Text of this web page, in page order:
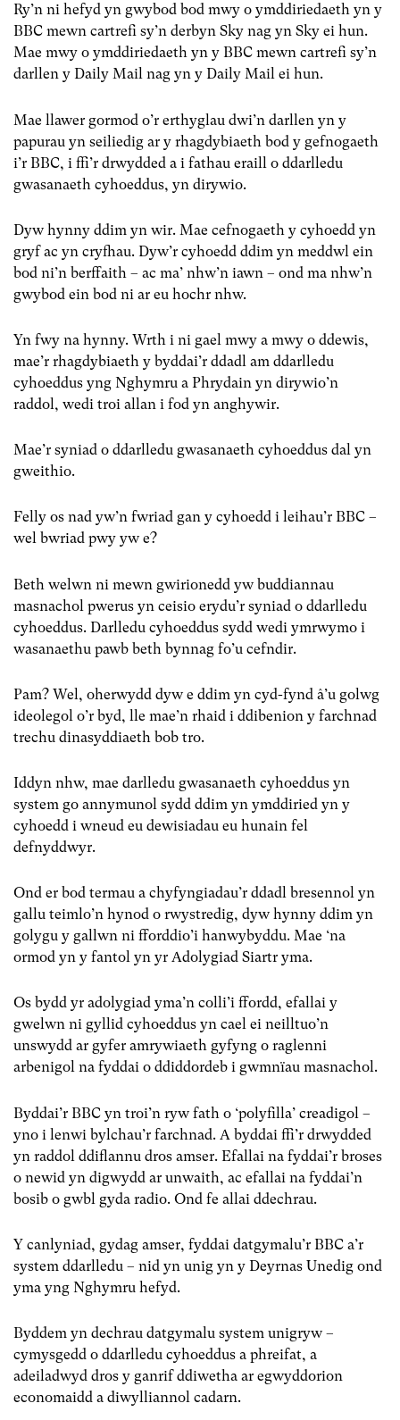
Ry’n ni hefyd yn gwybod bod mwy o ymddiriedaeth yn y
BBC mewn cartrefi sy’n derbyn Sky nag yn Sky ei hun.
Mae mwy o ymddiriedaeth yn y BBC mewn cartrefi sy’n
darllen y Daily Mail nag yn y Daily Mail ei hun.
Mae llawer gormod o’r erthyglau dwi’n darllen yn y
papurau yn seiliedig ar y rhagdybiaeth bod y gefnogaeth
i’r BBC, i ffi’r drwydded a i fathau eraill o ddarlledu
gwasanaeth cyhoeddus, yn dirywio.
Dyw hynny ddim yn wir. Mae cefnogaeth y cyhoedd yn
gryf ac yn cryfhau. Dyw’r cyhoedd ddim yn meddwl ein
bod ni’n berffaith – ac ma’ nhw’n iawn – ond ma nhw’n
gwybod ein bod ni ar eu hochr nhw.
Yn fwy na hynny. Wrth i ni gael mwy a mwy o ddewis,
mae’r rhagdybiaeth y byddai’r ddadl am ddarlledu
cyhoeddus yng Nghymru a Phrydain yn dirywio’n
raddol, wedi troi allan i fod yn anghywir.
Mae’r syniad o ddarlledu gwasanaeth cyhoeddus dal yn
gweithio.
Felly os nad yw’n fwriad gan y cyhoedd i leihau’r BBC –
wel bwriad pwy yw e?
Beth welwn ni mewn gwirionedd yw buddiannau
masnachol pwerus yn ceisio erydu’r syniad o ddarlledu
cyhoeddus. Darlledu cyhoeddus sydd wedi ymrwymo i
wasanaethu pawb beth bynnag fo’u cefndir.
Pam? Wel, oherwydd dyw e ddim yn cyd-fynd â’u golwg
ideolegol o’r byd, lle mae’n rhaid i ddibenion y farchnad
trechu dinasyddiaeth bob tro.
Iddyn nhw, mae darlledu gwasanaeth cyhoeddus yn
system go annymunol sydd ddim yn ymddiried yn y
cyhoedd i wneud eu dewisiadau eu hunain fel
defnyddwyr.
Ond er bod termau a chyfyngiadau’r ddadl bresennol yn
gallu teimlo’n hynod o rwystredig, dyw hynny ddim yn
golygu y gallwn ni fforddio’i hanwybyddu. Mae ‘na
ormod yn y fantol yn yr Adolygiad Siartr yma.
Os bydd yr adolygiad yma’n colli’i ffordd, efallai y
gwelwn ni gyllid cyhoeddus yn cael ei neilltuo’n
unswydd ar gyfer amrywiaeth gyfyng o raglenni
arbenigol na fyddai o ddiddordeb i gwmnïau masnachol.
Byddai’r BBC yn troi’n ryw fath o ‘polyfilla’ creadigol –
yno i lenwi bylchau’r farchnad. A byddai ffi’r drwydded
yn raddol ddiflannu dros amser. Efallai na fyddai’r broses
o newid yn digwydd ar unwaith, ac efallai na fyddai’n
bosib o gwbl gyda radio. Ond fe allai ddechrau.
Y canlyniad, gydag amser, fyddai datgymalu’r BBC a’r
system ddarlledu – nid yn unig yn y Deyrnas Unedig ond
yma yng Nghymru hefyd.
Byddem yn dechrau datgymalu system unigryw –
cymysgedd o ddarlledu cyhoeddus a phreifat, a
adeiladwyd dros y ganrif ddiwetha ar egwyddorion
economaidd a diwylliannol cadarn.